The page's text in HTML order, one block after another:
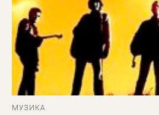
МУЗИКА